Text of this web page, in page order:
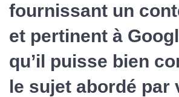
fournissant un
et pertinent à
qu’il puisse bien
le sujet abordé par